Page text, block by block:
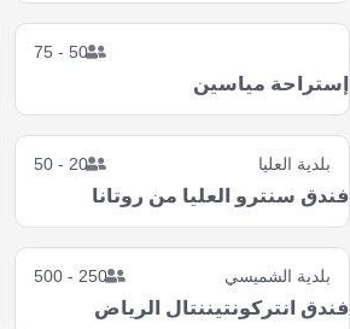
50 - 75
إستراحة مياسين
بلدية العليا 20 - 50
فندق سنترو العليا من روتانا
بلدية الشميسي 250 - 500
فندق انتركونتيننتال الرياض